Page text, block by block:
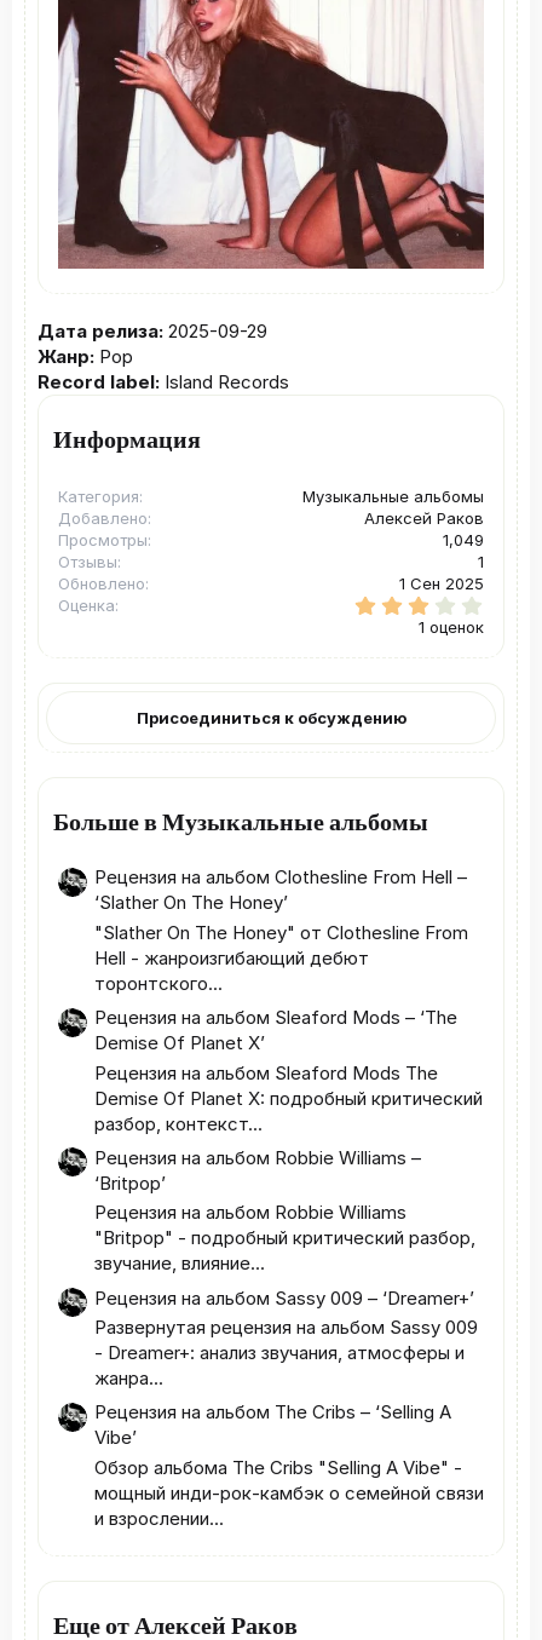
Дата релиза: 2025-09-29
Жанр: Pop
Record label: Island Records
Информация
Категория
Музыкальные альбомы
Добавлено
Алексей Раков
Просмотры
1,049
Отзывы
1
Обновлено
1 Сен 2025
Оценка
.
0
0
в
д
1 оценок
Присоединиться к обсуждению
Больше в Музыкальные альбомы
Рецензия на альбом Clothesline From Hell –
‘Slather On The Honey’
"Slather On The Honey" от Clothesline From
Hell - жанроизгибающий дебют
торонтского...
Рецензия на альбом Sleaford Mods – ‘The
Demise Of Planet X’
Рецензия на альбом Sleaford Mods The
Demise Of Planet X: подробный критический
разбор, контекст...
Рецензия на альбом Robbie Williams –
‘Britpop’
Рецензия на альбом Robbie Williams
"Britpop" - подробный критический разбор,
звучание, влияние...
Рецензия на альбом Sassy 009 – ‘Dreamer+’
Развернутая рецензия на альбом Sassy 009
- Dreamer+: анализ звучания, атмосферы и
жанра...
Рецензия на альбом The Cribs – ‘Selling A
Vibe’
Обзор альбома The Cribs "Selling A Vibe" -
мощный инди‑рок‑камбэк о семейной связи
и взрослении...
Еще от Алексей Раков